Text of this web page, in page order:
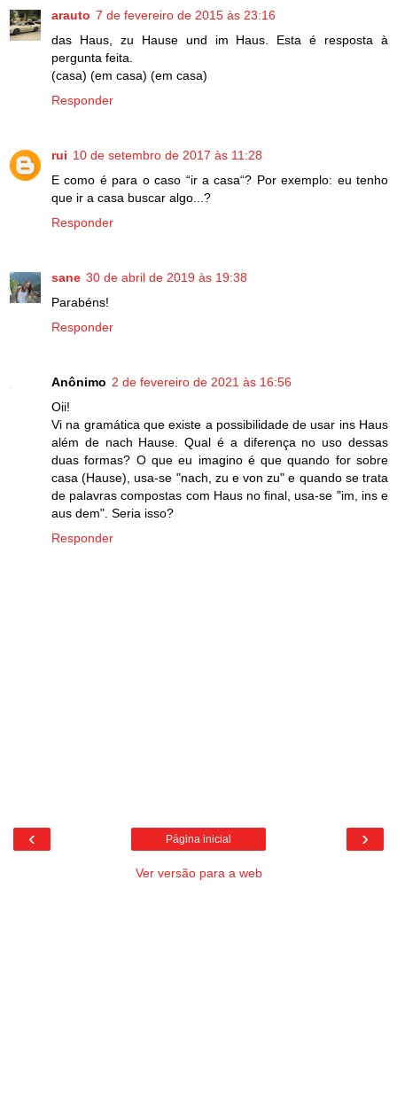
arauto 7 de fevereiro de 2015 às 23:16
das Haus, zu Hause und im Haus. Esta é resposta à
pergunta feita.
(casa) (em casa) (em casa)
Responder
rui 10 de setembro de 2017 às 11:28
E como é para o caso “ir a casa“? Por exemplo: eu tenho
que ir a casa buscar algo...?
Responder
sane 30 de abril de 2019 às 19:38
Parabéns!
Responder
Anônimo 2 de fevereiro de 2021 às 16:56
Oii!
Vi na gramática que existe a possibilidade de usar ins Haus
além de nach Hause. Qual é a diferença no uso dessas
duas formas? O que eu imagino é que quando for sobre
casa (Hause), usa-se "nach, zu e von zu" e quando se trata
de palavras compostas com Haus no final, usa-se "im, ins e
aus dem". Seria isso?
Responder
‹ ›
Página inicial
Ver versão para a web